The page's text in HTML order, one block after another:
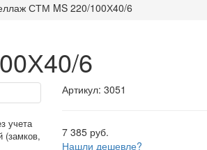
СТМ MS 220/100Х40/6
6
учета
(замков,
Артикул: 3051
7 385 руб.
Нашли дешевле?